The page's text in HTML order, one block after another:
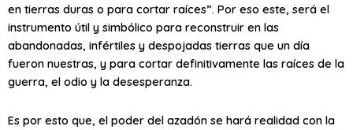
en tierras duras o para cortar raíces”. Por eso este, será el
instrumento útil y simbólico para reconstruir en las
abandonadas, infértiles y despojadas tierras que un día
fueron nuestras, y para cortar definitivamente las raíces de la
guerra, el odio y la desesperanza.
Es por esto que, el poder del azadón se hará realidad con la